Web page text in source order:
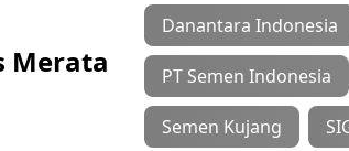
Merata
Danantara Indonesia
PT Semen Indonesia
Semen Kujang